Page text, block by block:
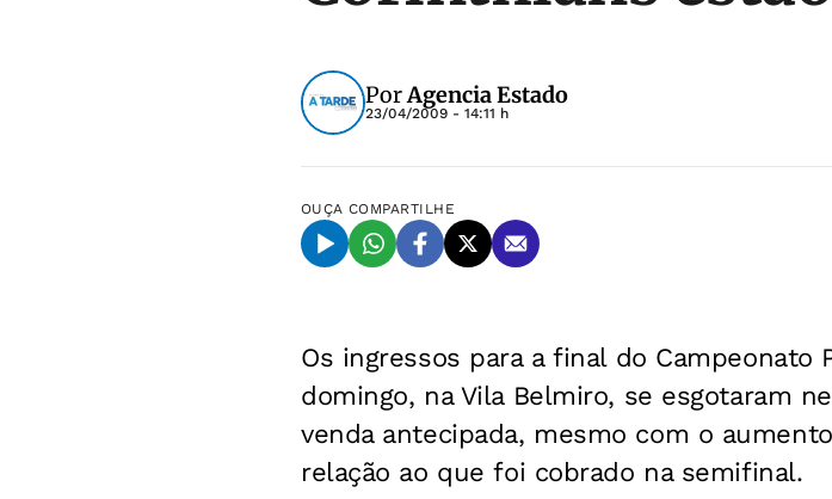
PorAgencia Estado
23/04/2009 - 14:11 h
OUÇA COMPARTILHE
Os ingressos para a final do
domingo, na Vila Belmiro, se esgotaram
venda antecipada, mesmo com o
relação ao que foi cobrado na semifinal.